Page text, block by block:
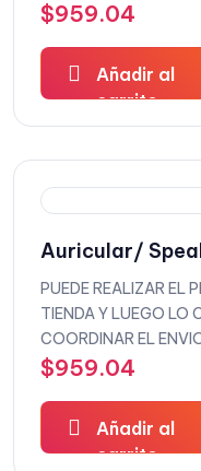
QUE DESEEE
$959.04
Añadir al
carrito
Auricular/
PUEDE REALIZAR EL
TIENDA Y LUEGO LO
COORDINAR EL
QUE DESEEE
$959.04
Añadir al
carrito